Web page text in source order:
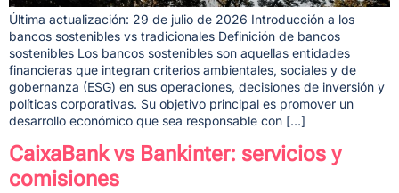
Última actualización: 29 de julio de 2026 Introducción a los
bancos sostenibles vs tradicionales Definición de bancos
sostenibles Los bancos sostenibles son aquellas entidades
financieras que integran criterios ambientales, sociales y de
gobernanza (ESG) en sus operaciones, decisiones de inversión y
políticas corporativas. Su objetivo principal es promover un
desarrollo económico que sea responsable con […]
CaixaBank vs Bankinter: servicios y
comisiones